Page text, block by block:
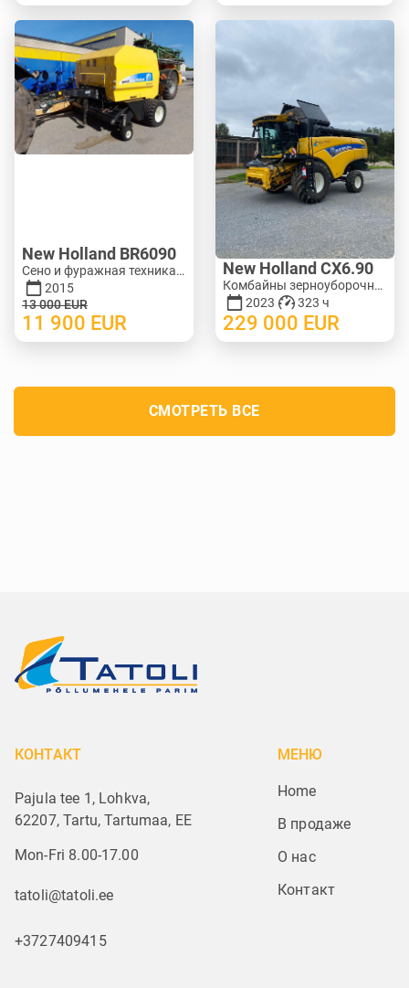
New Holland BR6090
Сено и фуражная техника - Рулонные пресс-подборщики | M388-0128
2015
13 000EUR
11 900 EUR
New Holland CX6.90
Комбайны зерноуборочные | M140-3278
2023
323 ч
229 000 EUR
СМОТРЕТЬ ВСЕ
КОНТАКТ
Pajula tee 1, Lohkva,
62207, Tartu, Tartumaa, EE
Mon-Fri 8.00-17.00
tatoli@tatoli.ee
+3727409415
МЕНЮ
Home
В продаже
О нас
Контакт